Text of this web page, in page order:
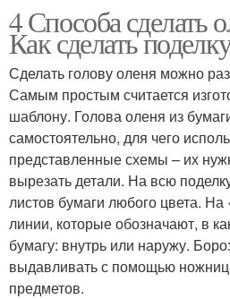
4 Способа сделать
Как сделать
Сделать голову оленя можно
Самым простым считается
шаблону. Голова оленя из
самостоятельно, для чего
представленные схемы – их
вырезать детали. На всю
листов бумаги любого цвета. На
линии, которые обозначают, в
бумагу: внутрь или наружу.
выдавливать с помощью
предметов.